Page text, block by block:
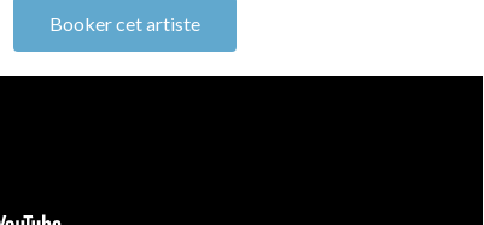
Booker cet artiste